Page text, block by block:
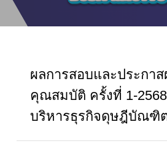
ผลการสอบและประกา
คุณสมบัติ ครั้งที่ 1-
บริหารธุรกิจดุษฎีบัณฑิ